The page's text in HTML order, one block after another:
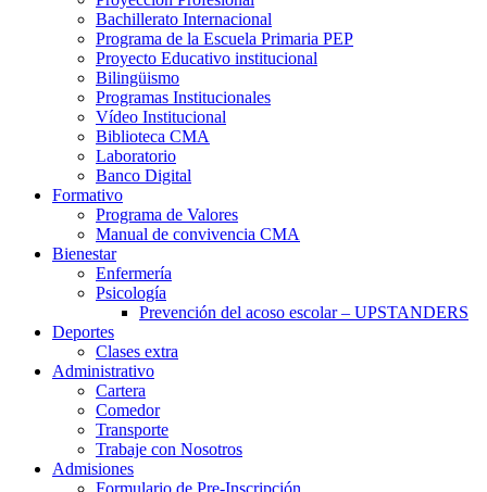
Bachillerato Internacional
Programa de la Escuela Primaria PEP
Proyecto Educativo institucional
Bilingüismo
Programas Institucionales
Vídeo Institucional
Biblioteca CMA
Laboratorio
Banco Digital
Formativo
Programa de Valores
Manual de convivencia CMA
Bienestar
Enfermería
Psicología
Prevención del acoso escolar – UPSTANDERS
Deportes
Clases extra
Administrativo
Cartera
Comedor
Transporte
Trabaje con Nosotros
Admisiones
Formulario de Pre-Inscripción